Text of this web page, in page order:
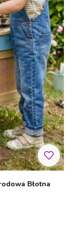
Błotna